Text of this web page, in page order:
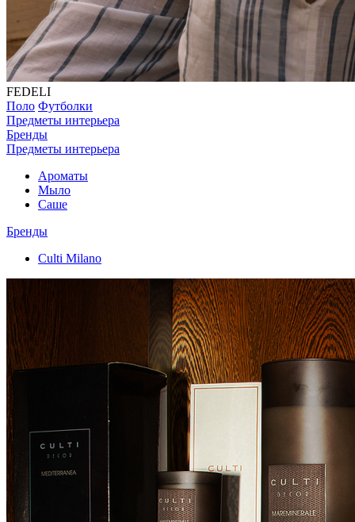
FEDELI
Поло Футболки
Предметы интерьера
Бренды
Предметы интерьера
Ароматы
Мыло
Саше
Бренды
Culti Milano